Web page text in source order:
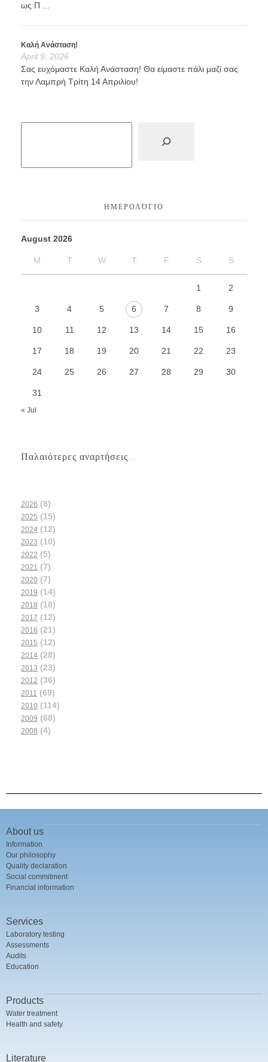
ως Π ...
Καλή Ανάσταση!
April 9, 2026
Σας ευχόμαστε Καλή Ανάσταση! Θα είμαστε πάλι μαζί σας
την Λαμπρή Τρίτη 14 Απριλίου!
ΗΜΕΡΟΛΌΓΙΟ
August 2026
M T W T F S S
1 2
3 4 5 6 7 8 9
10 11 12 13 14 15 16
17 18 19 20 21 22 23
24 25 26 27 28 29 30
31
« Jul
Παλαιότερες αναρτήσεις...
2026 (8)
2025 (15)
2024 (12)
2023 (10)
2022 (5)
2021 (7)
2020 (7)
2019 (14)
2018 (18)
2017 (12)
2016 (21)
2015 (12)
2014 (28)
2013 (23)
2012 (36)
2011 (69)
2010 (114)
2009 (68)
2008 (4)
About us
Information
Our philosophy
Quality declaration
Social commitment
Financial information
Services
Laboratory testing
Assessments
Audits
Education
Products
Water treatment
Health and safety
Literature